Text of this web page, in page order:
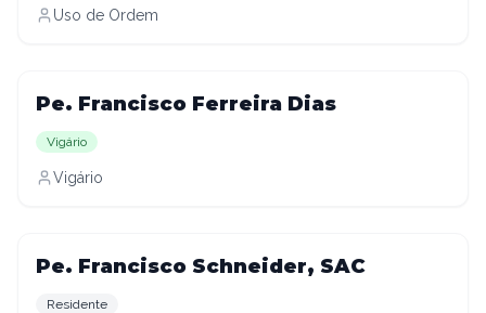
Uso de Ordem
Pe. Francisco Ferreira Dias
Vigário
Vigário
Pe. Francisco Schneider, SAC
Residente